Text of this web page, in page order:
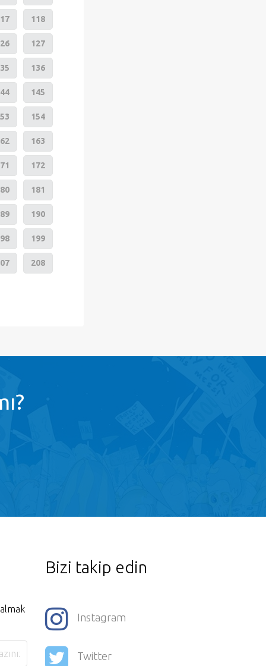
118
127
136
145
154
163
172
181
190
199
208
Bizi takip edin
Instagram
Twitter